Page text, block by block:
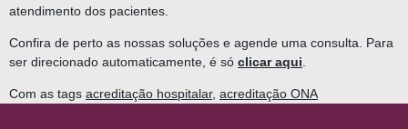
atendimento dos pacientes.
Confira de perto as nossas soluções e agende uma consulta. Para
ser direcionado automaticamente, é só clicar aqui
Com as tags acreditação hospitalar, acreditação ONA